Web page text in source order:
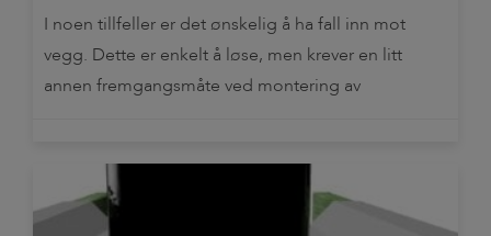
I noen tillfeller er det ønskelig å ha fall inn mot
vegg. Dette er enkelt å løse, men krever en litt
annen fremgangsmåte ved montering av
forhold til husveggen. Fliken på […]